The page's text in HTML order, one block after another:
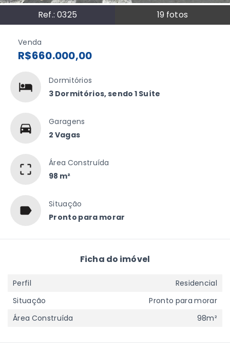
Ref.: 0325 19 fotos
Venda
R$660.000,00
Dormitórios
3 Dormitórios, sendo 1 Suíte
Garagens
2 Vagas
Área Construída
98 m²
Situação
Pronto para morar
Ficha do imóvel
Perfil
Residencial
Situação
Pronto para morar
Área Construída
98m²